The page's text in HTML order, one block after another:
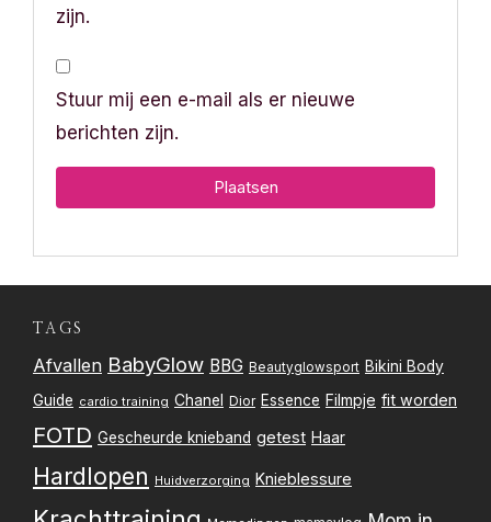
zijn.
Stuur mij een e-mail als er nieuwe
berichten zijn.
TAGS
Afvallen BabyGlow BBG Beautyglowsport Bikini Body
Guide cardio training Chanel Dior Essence Filmpje fit worden
FOTD Gescheurde knieband getest Haar
Hardlopen Huidverzorging Knieblessure